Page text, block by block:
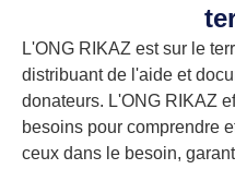
L'ONG RIKAZ est sur le
distribuant de l'aide et
donateurs. L'ONG RIKAZ
besoins pour comprendre
ceux dans le besoin,